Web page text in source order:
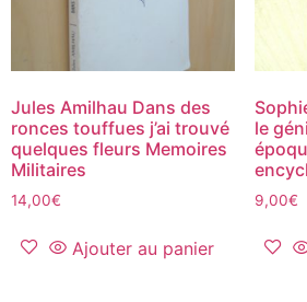
Jules Amilhau Dans des
ronces touffues j’ai trouvé
quelques fleurs Memoires
Militaires
14,00€
Ajouter au panier
le
9,00€